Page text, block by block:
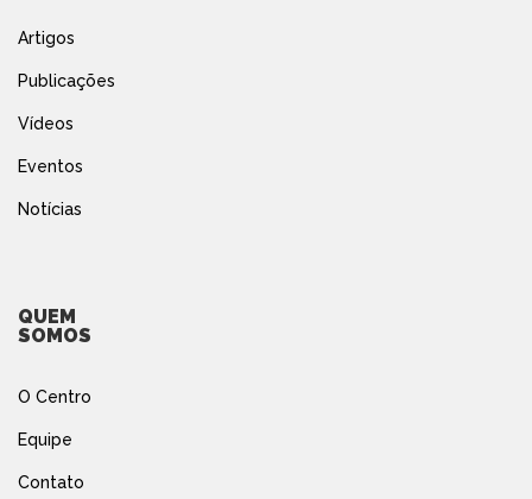
Artigos
Publicações
Vídeos
Eventos
Notícias
QUEM
SOMOS
O Centro
Equipe
Contato